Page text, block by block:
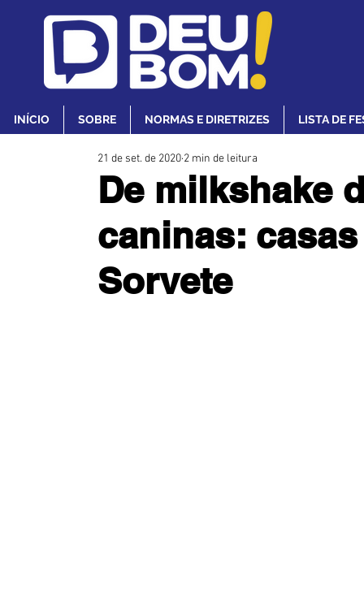
INÍCIO SOBRE NORMAS E DIRETRIZES LISTA DE
De milkshake
caninas:
Sorvete
21 de set. de 2020 2 min de leitura